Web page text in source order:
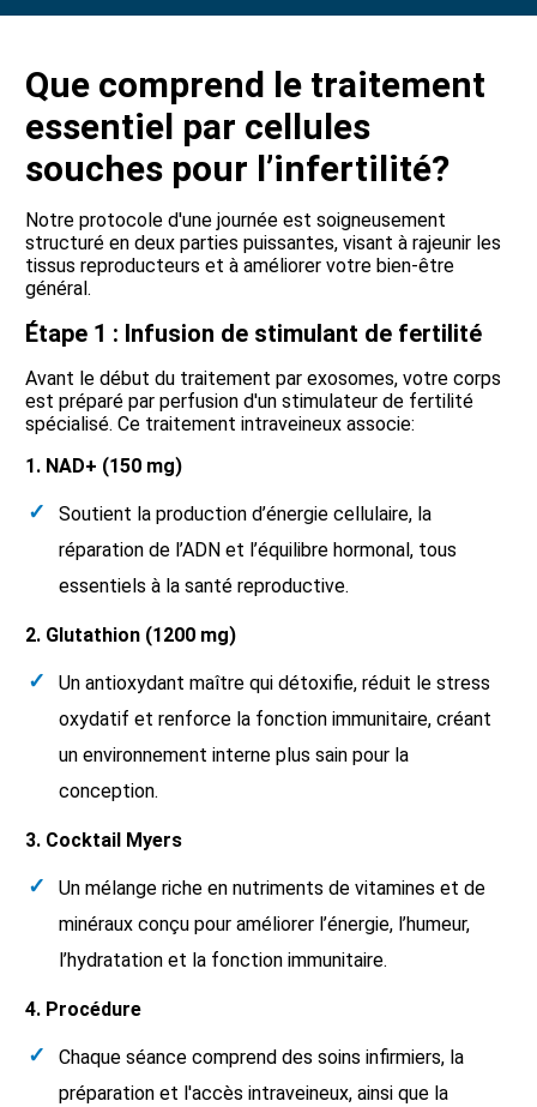
Que comprend le traitement
essentiel par cellules
souches pour l’infertilité?
Notre protocole d'une journée est soigneusement
structuré en deux parties puissantes, visant à rajeunir les
tissus reproducteurs et à améliorer votre bien-être
général.
Étape 1 : Infusion de stimulant de fertilité
Avant le début du traitement par exosomes, votre corps
est préparé par perfusion d'un stimulateur de fertilité
spécialisé. Ce traitement intraveineux associe:
1. NAD+ (150 mg)
Soutient la production d’énergie cellulaire, la
réparation de l’ADN et l’équilibre hormonal, tous
essentiels à la santé reproductive.
2. Glutathion (1200 mg)
Un antioxydant maître qui détoxifie, réduit le stress
oxydatif et renforce la fonction immunitaire, créant
un environnement interne plus sain pour la
conception.
3. Cocktail Myers
Un mélange riche en nutriments de vitamines et de
minéraux conçu pour améliorer l’énergie, l’humeur,
l’hydratation et la fonction immunitaire.
4. Procédure
Chaque séance comprend des soins infirmiers, la
préparation et l'accès intraveineux, ainsi que la